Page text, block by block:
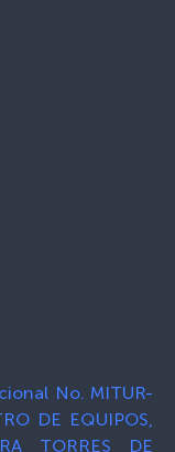
No. MITUR-
DE EQUIPOS,
TORRES DE